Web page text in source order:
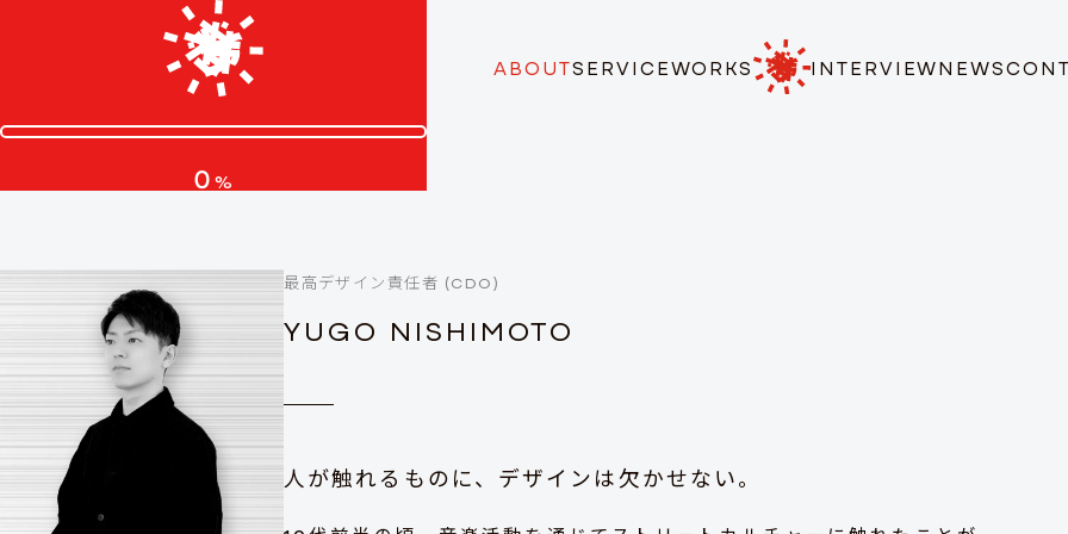
0%
ABOUTSERVICEWORKS INTERVIEWNEWS
最高デザイン責任者 (CDO)
YUGO NISHIMOTO
人が触れるものに、 デザインは欠かせない。